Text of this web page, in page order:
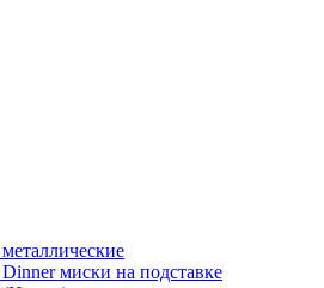
миски на подставке